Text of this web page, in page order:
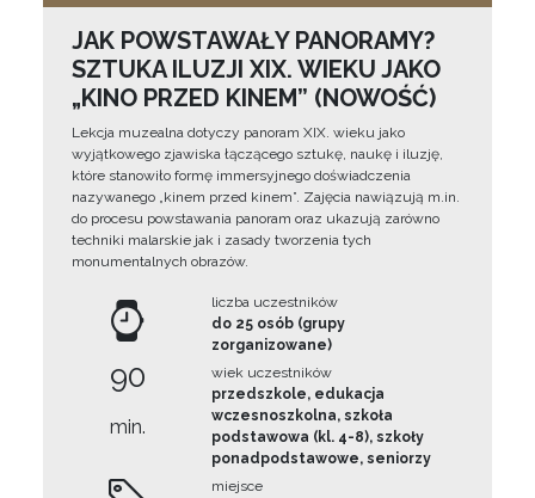
JAK POWSTAWAŁY PANORAMY?
SZTUKA ILUZJI XIX. WIEKU JAKO
„KINO PRZED KINEM” (NOWOŚĆ)
Lekcja muzealna dotyczy panoram XIX. wieku jako
wyjątkowego zjawiska łączącego sztukę, naukę i iluzję,
które stanowiło formę immersyjnego doświadczenia
nazywanego „kinem przed kinem”. Zajęcia nawiązują m.in.
do procesu powstawania panoram oraz ukazują zarówno
techniki malarskie jak i zasady tworzenia tych
monumentalnych obrazów.
90
min.
liczba uczestników
do 25 osób (grupy
zorganizowane)
wiek uczestników
przedszkole, edukacja
wczesnoszkolna, szkoła
podstawowa (kl. 4-8), szkoły
ponadpodstawowe, seniorzy
miejsce